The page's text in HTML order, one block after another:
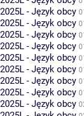
2025L - Język obcy
2025L - Język obcy
2025L - Język obcy
2025L - Język obcy
2025L - Język obcy
2025L - Język obcy
2025L - Język obcy
2025L - Język obcy
2025L - Język obcy